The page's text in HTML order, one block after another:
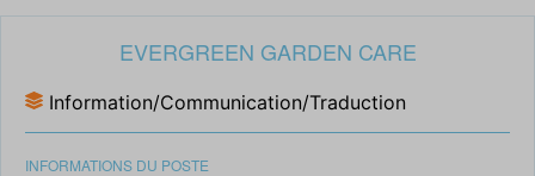
EVERGREEN GARDEN CARE
Information/Communication/Traduction
INFORMATIONS DU POSTE